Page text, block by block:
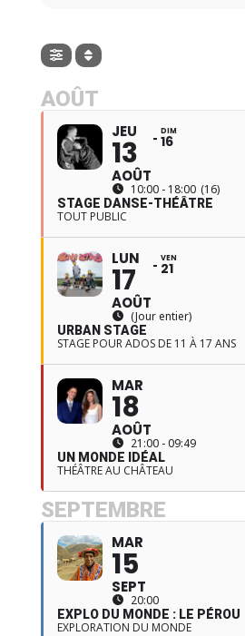
AOÛT
JEU
13
AOÛT
DIM
16
10:00 - 18:00 (16)
STAGE DANSE-THÉÂTRE
TOUT PUBLIC
LUN
17
AOÛT
VEN
21
(Jour entier)
URBAN STAGE
STAGE POUR ADOS DE 11 À 17 ANS
MAR
18
AOÛT
21:00 - 09:49
UN MONDE IDÉAL
THÉÂTRE AU CHÂTEAU
SEPTEMBRE
MAR
15
SEPT
20:00
EXPLO DU MONDE : LE PÉROU
EXPLORATION DU MONDE